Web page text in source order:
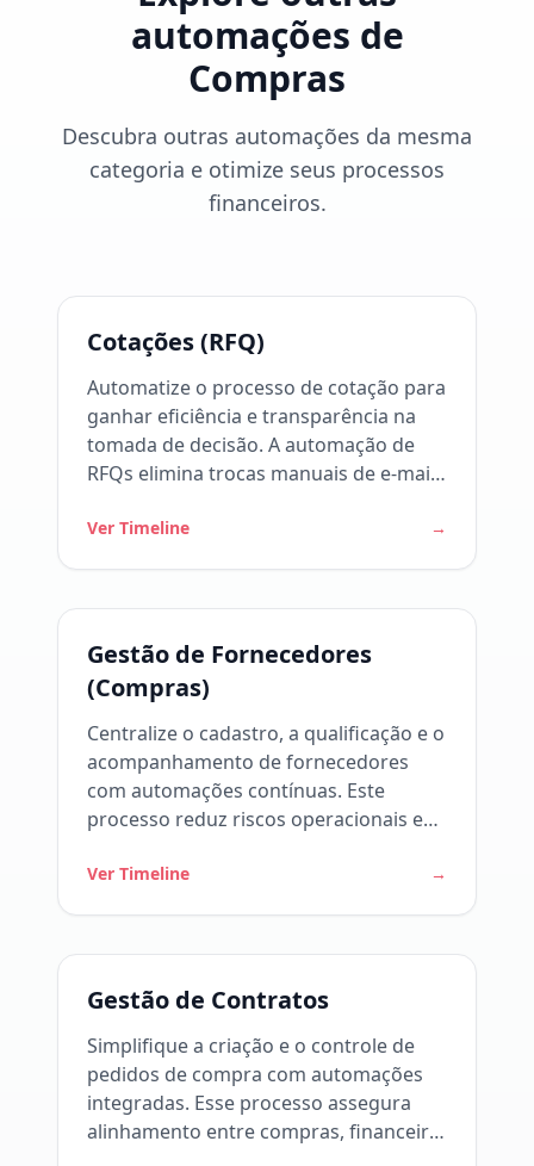
automações de
Compras
Descubra outras automações da mesma
categoria e otimize seus processos
financeiros.
Cotações (RFQ)
Automatize o processo de cotação para
ganhar eficiência e transparência na
tomada de decisão. A automação de
RFQs elimina trocas manuais de e-mails
fornecedores. Como o workflow
Ver Timeline →
Gestão de Fornecedores
(Compras)
Centralize o cadastro, a qualificação e o
acompanhamento de fornecedores
com automações contínuas. Este
processo reduz riscos operacionais e
pagamentos e contratos. Como o
Ver Timeline →
Gestão de Contratos
Simplifique a criação e o controle de
pedidos de compra com automações
integradas. Esse processo assegura
alinhamento entre compras, financeiro